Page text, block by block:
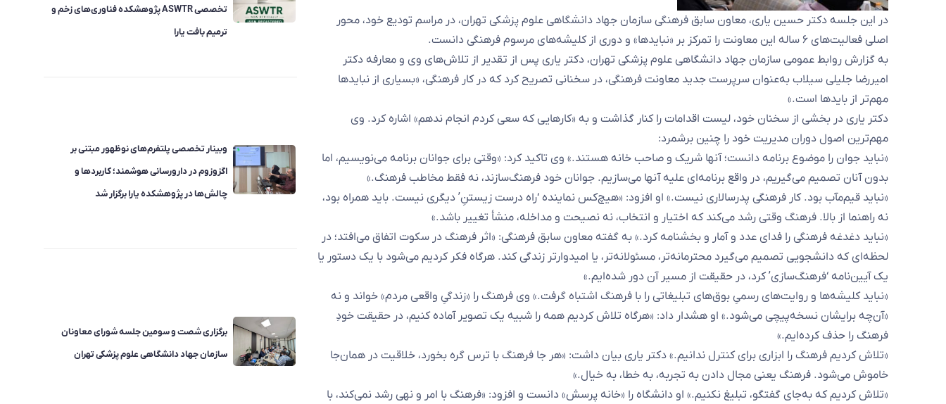
در این جلسه دکتر حسین یاری، معاون سابق فرهنگی سازمان جهاد دانشگاهی علوم پزشکی تهران، در مراسم تودیع خود، محور
اصلی فعالیت‌های ۶ ساله این معاونت را تمرکز بر «نبایدها» و دوری از کلیشه‌های مرسوم فرهنگی دانست.
به گزارش روابط عمومی سازمان جهاد دانشگاهی علوم پزشکی تهران، دکتر یاری پس از تقدیر از تلاش‌های وی و معارفه دکتر
امیررضا جلیلی سیلاب به‌عنوان سرپرست جدید معاونت فرهنگی، در سخنانی تصریح کرد که در کار فرهنگی، «بسیاری از نبایدها
مهم‌تر از بایدها است.»
دکتر یاری در بخشی از سخنان خود، لیست اقدامات را کنار گذاشت و به «کارهایی که سعی کردم انجام ندهم» اشاره کرد. وی
مهم‌ترین اصول دوران مدیریت خود را چنین برشمرد:
«نباید جوان را موضوع برنامه دانست؛ آنها شریک و صاحب خانه هستند.» وی تاکید کرد: «وقتی برای جوانان برنامه می‌نویسیم، اما
بدون آنان تصمیم می‌گیریم، در واقع برنامه‌ای علیه آنها می‌سازیم. جوانان خود فرهنگ‌سازند، نه فقط مخاطب فرهنگ.»
«نباید قیم‌مآب بود. کار فرهنگی پدرسالاری نیست.» او افزود: «هیچ‌کس نماینده ‘راه درست زیستنِ’ دیگری نیست. باید همراه بود،
نه راهنما از بالا. فرهنگ وقتی رشد می‌کند که اختیار و انتخاب، نه نصیحت و مداخله، منشأ تغییر باشد.»
«نباید دغدغه فرهنگی را فدای عدد و آمار و بخشنامه کرد.» به گفته معاون سابق فرهنگی: «اثر فرهنگ در سکوت اتفاق می‌افتد؛ در
لحظه‌ای که دانشجویی تصمیم می‌گیرد محترمانه‌تر، مسئولانه‌تر، یا امیدوارتر زندگی کند. هرگاه فکر کردیم می‌شود با یک دستور یا
یک آیین‌نامه ‘فرهنگ‌سازی’ کرد، در حقیقت از مسیر آن دور شده‌ایم.»
«نباید کلیشه‌ها و روایت‌های رسمیِ بوق‌های تبلیغاتی را با فرهنگ اشتباه گرفت.» وی فرهنگ را «زندگیِ واقعی مردم» خواند و نه
«آن‌چه برایشان نسخه‌پیچی می‌شود.» او هشدار داد: «هرگاه تلاش کردیم همه را شبیه یک تصویر آماده کنیم، در حقیقت خودِ
فرهنگ را حذف کرده‌ایم.»
«تلاش کردیم فرهنگ را ابزاری برای کنترل ندانیم.» دکتر یاری بیان داشت: «هر جا فرهنگ با ترس گره بخورد، خلاقیت در همان‌جا
خاموش می‌شود. فرهنگ یعنی مجال دادن به تجربه، به خطا، به خیال.»
«تلاش کردیم که به‌جای گفتگو، تبلیغ نکنیم.» او دانشگاه را «خانه پرسش» دانست و افزود: «فرهنگ با امر و نهی رشد نمی‌کند، با
تخصصی ASWTR پژوهشکده فناوری‌های زخم و
ترمیم بافت یارا
وبینار تخصصی پلتفرم‌های نوظهور مبتنی بر
اگزوزوم در دارورسانی هوشمند؛ کاربردها و
چالش‌ها در پژوهشکده یارا برگزار شد
برگزاری شصت و سومین جلسه شورای معاونان
سازمان جهاد دانشگاهی علوم پزشکی تهران